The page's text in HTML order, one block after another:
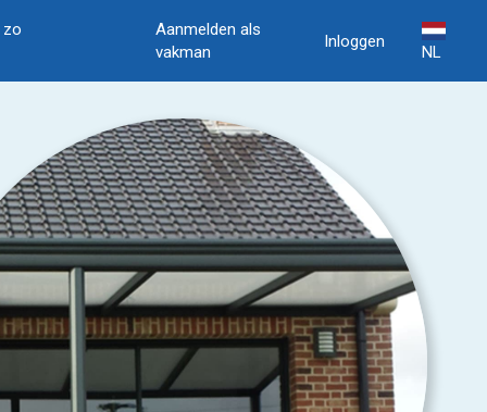
zo
Aanmelden als
vakman
Inloggen
NL